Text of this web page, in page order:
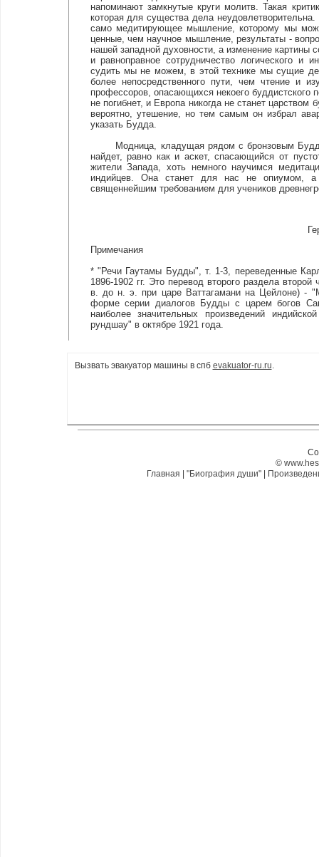
напоминают замкнутые круги молитв. Такая
которая для существа дела
само медитирующее мышление, которому мы
ценные, чем научное мышление, результаты -
нашей западной духовности, а изменение картины
и равноправное сотрудничество логического и
судить мы не можем, в этой технике мы сущие
более непосредственного пути, чем чтение и
профессоров, опасающихся некоего буддистского
не погибнет, и Европа никогда не станет
вероятно, утешение, но тем самым он избрал
указать Будда.
Модница, кладущая рядом с бронзовым
найдет, равно как и аскет, спасающийся от
жители Запада, хоть немного научимся
индийцев. Она станет для нас не опиумом, а
священнейшим требованием для учеников
Примечания
* "Речи Гаутамы Будды", т. 1-3, переведенные
1896-1902 гг. Это перевод второго раздела
в. до н. э. при царе Ваттагамани на Цейлоне) -
форме серии диалогов Будды с царем богов
наиболее значительных произведений
рундшау" в октябре 1921 года.
Вызвать эвакуатор машины в спб evakuator-ru.ru.
©
Главная
"Биография души"